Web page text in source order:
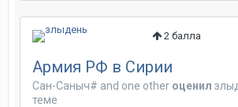
2 балла
Армия РФ в Сирии
Сан-Саныч# and one other оценил
теме